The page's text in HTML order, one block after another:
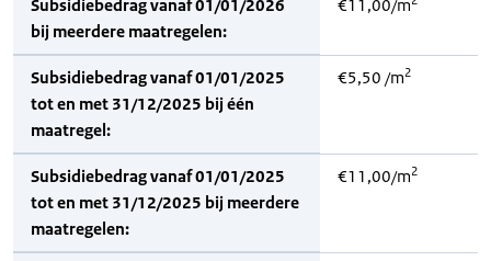
Subsidiebedrag vanaf 01/01/2026
bij meerdere maatregelen:
€11,00/m
Subsidiebedrag vanaf 01/01/2025
tot en met 31/12/2025 bij één
maatregel:
€5,50 /m2
Subsidiebedrag vanaf 01/01/2025
tot en met 31/12/2025 bij meerdere
maatregelen:
€11,00/m2